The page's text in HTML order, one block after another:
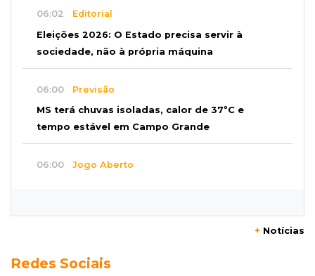
06:02 Editorial
Eleições 2026: O Estado precisa servir à
sociedade, não à própria máquina
06:00 Previsão
MS terá chuvas isoladas, calor de 37ºC e
tempo estável em Campo Grande
06:00 Jogo Aberto
Técnico de carnes e resgatista são destaques
+ Notícias
Redes Sociais